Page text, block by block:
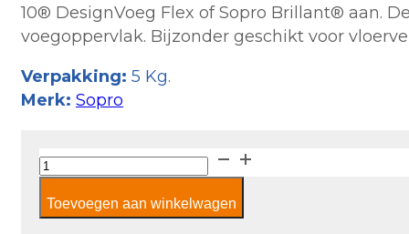
10® DesignVoeg Flex of Sopro Brillant® aan.
voegoppervlak. Bijzonder geschikt voor
Verpakking: 5 Kg.
Merk: Sopro
Sopro
Parelvoeg
WD
Toevoegen aan winkelwagen